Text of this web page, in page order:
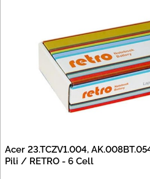
Acer 23.TCZV1.004,
Pili / RETRO - 6 Cell